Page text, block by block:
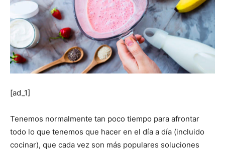
[ad_1]
Tenemos normalmente tan poco tiempo para afrontar
todo lo que tenemos que hacer en el día a día (incluido
cocinar), que cada vez son más populares soluciones